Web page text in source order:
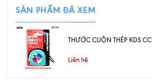
SẢN PHẨM ĐÃ XEM
THƯỚC CUỘN THÉP KDS CC
Liên hệ